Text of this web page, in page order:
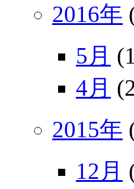
2016年
5月
4月
2015年
12月